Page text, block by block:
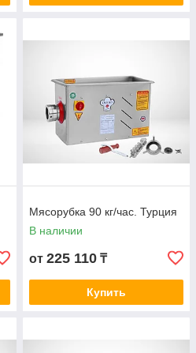
Мясорубка 90 кг/час. Турция
В наличии
от 225 110 ₸
Купить